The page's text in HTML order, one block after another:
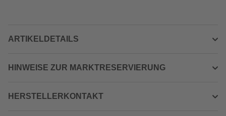
ARTIKELDETAILS
HINWEISE ZUR MARKTRESERVIERUNG
HERSTELLERKONTAKT